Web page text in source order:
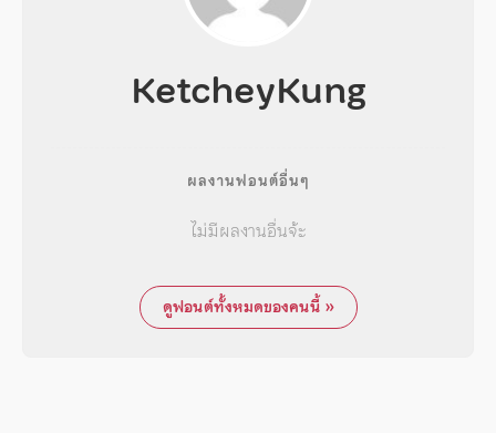
KetcheyKung
ผลงานฟอนต์อื่นๆ
ไม่มีผลงานอื่นจ้ะ
ดูฟอนต์ทั้งหมดของคนนี้ »